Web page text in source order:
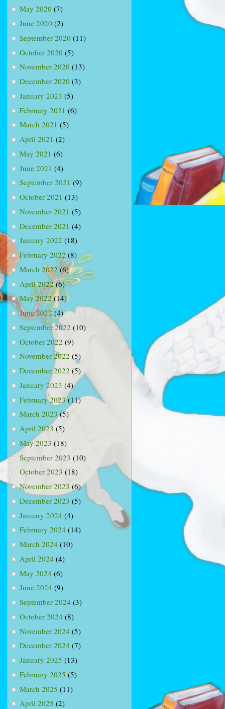
May 2020 (7)
June 2020 (2)
September 2020 (11)
October 2020 (5)
November 2020 (13)
December 2020 (3)
January 2021 (5)
February 2021 (6)
March 2021 (5)
April 2021 (2)
May 2021 (6)
June 2021 (4)
September 2021 (9)
October 2021 (13)
November 2021 (5)
December 2021 (4)
January 2022 (18)
February 2022 (8)
March 2022(6)
April 2022(6)
May 2022(14)
June 2022(4)
September 2022 (10)
October 2022 (9)
November 2022 (5)
December 2022 (5)
January 2023 (4)
February 2023(11)
March 2023(5)
April 2023 (5)
May 2023 (18)
September 2023 (10)
October 2023 (18)
November 2023 (6)
December 2023 (5)
January 2024 (4)
February 2024 (14)
March 2024 (10)
April 2024 (4)
May 2024 (6)
June 2024 (9)
September 2024 (3)
October 2024 (8)
November 2024 (5)
December 2024 (7)
January 2025 (13)
February 2025 (5)
March 2025 (11)
April 2025 (2)